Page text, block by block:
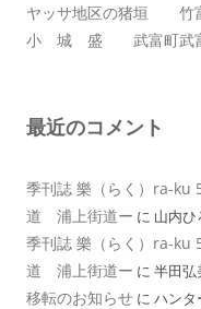
ヤッサ地区の猪垣 竹
小 城 盛 武富町武富
最近のコメント
季刊誌 樂（らく）ra-
道 浦上街道ー に 山内ひ
季刊誌 樂（らく）ra-
道 浦上街道ー に 半田弘
移転のお知らせ に ハンタ